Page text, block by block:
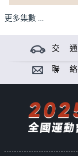
更多集數 ...
交 通
聯 絡